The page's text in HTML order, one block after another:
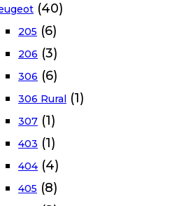
(40)
205 (6)
206 (3)
306 (6)
306 Rural (1)
307 (1)
403 (1)
404 (4)
405 (8)